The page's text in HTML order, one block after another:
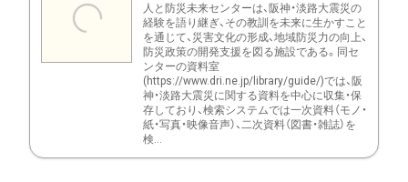
人と防災未来センターは、阪神・淡路大震災の
経験を語り継ぎ、その教訓を未来に生かすこと
を通じて、災害文化の形成、地域防災力の向上、
防災政策の開発支援を図る施設である。同セ
ンターの資料室
(https://www.dri.ne.jp/library/guide/)では、阪
神・淡路大震災に関する資料を中心に収集・保
存しており、検索システムでは一次資料（モノ・
紙・写真・映像音声）、二次資料（図書・雑誌）を
検...